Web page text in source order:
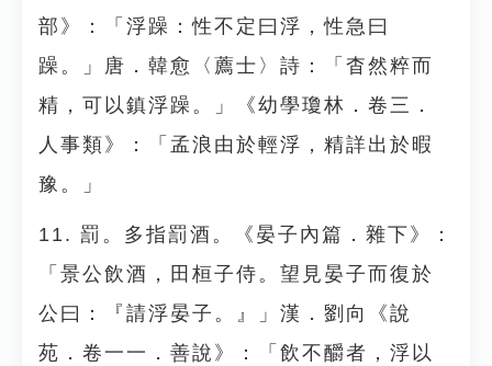
部》：「浮躁：性不定曰浮，性急曰
躁。」唐．韓愈〈薦士〉詩：「杳然粹而
精，可以鎮浮躁。」《幼學瓊林．卷三．
人事類》：「孟浪由於輕浮，精詳出於暇
豫。」
11. 罰。多指罰酒。《晏子內篇．雜下》：
「景公飲酒，田桓子侍。望見晏子而復於
公曰：『請浮晏子。』」漢．劉向《說
苑．卷一一．善說》：「飲不釂者，浮以